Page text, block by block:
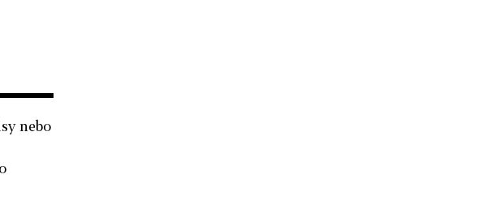
nebo